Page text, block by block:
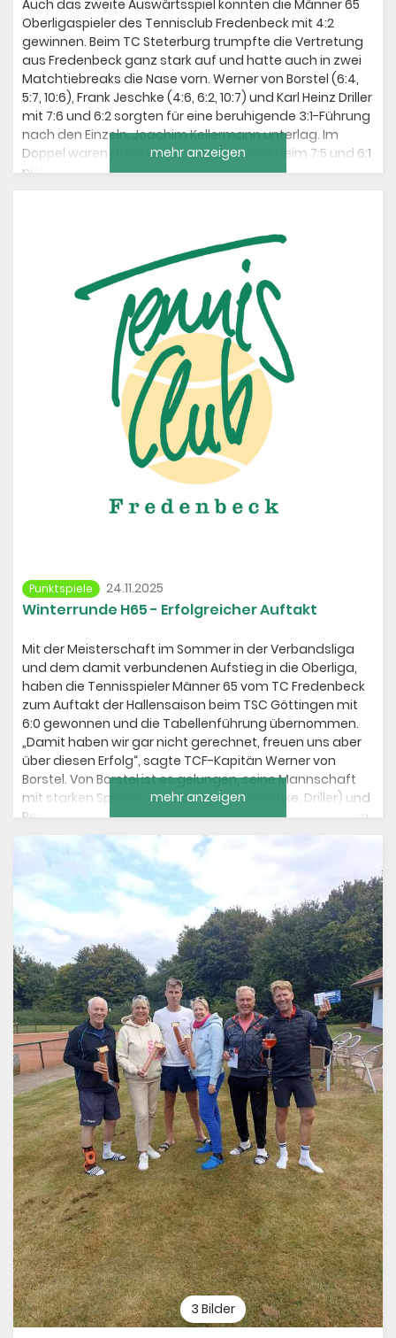
Auch das zweite Auswärtsspiel konnten die Männer 65
Oberligaspieler des Tennisclub Fredenbeck mit 4:2
gewinnen. Beim TC Steterburg trumpfte die Vertretung
aus Fredenbeck ganz stark auf und hatte auch in zwei
Matchtiebreaks die Nase vorn. Werner von Borstel (6:4,
5:7, 10:6), Frank Jeschke (4:6, 6:2, 10:7) und Karl Heinz Driller
mit 7:6 und 6:2 sorgten für eine beruhigende 3:1-Führung
nach den Einzeln. Joachim Kellermann unterlag. Im
Doppel waren dann Kellermann/Jeschke beim 7:5 und 6:1
nicht aufzuhalten und machten den zweiten
Reise noch hingeht“, sagte TCF-Kapitän von Borstel.
Beim TC Wunstorf spielt Fredenbeck am 13. Dezember
das dritte und letzte Auswärtsspiel in Folge.
mehr anzeigen
Punktspiele 24.11.2025
Winterrunde H65 - Erfolgreicher Auftakt
Mit der Meisterschaft im Sommer in der Verbandsliga
und dem damit verbundenen Aufstieg in die Oberliga,
haben die Tennisspieler Männer 65 vom TC Fredenbeck
zum Auftakt der Hallensaison beim TSC Göttingen mit
6:0 gewonnen und die Tabellenführung übernommen.
„Damit haben wir gar nicht gerechnet, freuen uns aber
über diesen Erfolg“, sagte TCF-Kapitän Werner von
Borstel. Von Borstel ist es gelungen, seine Mannschaft
mit starken Spielern aus Horneburg (Jeschke, Driller) und
Reiner Dankers aus Hagen zusätzlich zu verstärken. Von
Borstel: „Das ist unser Denken, zusätzlich spielstarke
Akteure für den TC Fredenbeck zu gewinnen“. Von
Borstel (6:2, 6:2), Joachim Kellermann (6:4, 6:2), Frank
Jeschke (6:2,6:2) und Horst Hartwig (6:0,6:1), machten
schon in den Einzelmatches mit der 4:0-Führung alles
klar. Auch die Doppel mit von Borstel/Jeschke und
Hartwig/Kellermann gingen sicher an den TCF. Am 29.11.
geht es jetzt beim TC Steterburg weiter.
mehr anzeigen
3 Bilder